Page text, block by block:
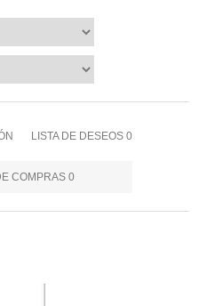
LISTA DE DESEOS 0
COMPRAS 0